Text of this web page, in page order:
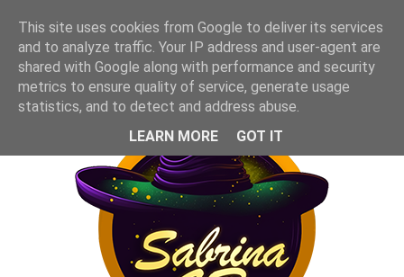
This site uses cookies from Google to deliver its services
and to analyze traffic. Your IP address and user-agent are
shared with Google along with performance and security
metrics to ensure quality of service, generate usage
statistics, and to detect and address abuse.
LEARN MORE
GOT IT